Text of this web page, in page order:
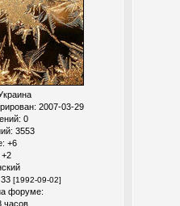
: 2007-03-29
0
3553
+6
+2
33 [1992-09-02]
форуме:
часов